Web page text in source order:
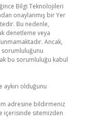
Bilgi Teknolojileri
onaylanmış bir Yer
Bu nedenle,
denetleme veya
Ancak,
sorumluluğunu
bu sorumluluğu kabul
olduğunu
adresine bildirmeniz
içerisinde sitemizden